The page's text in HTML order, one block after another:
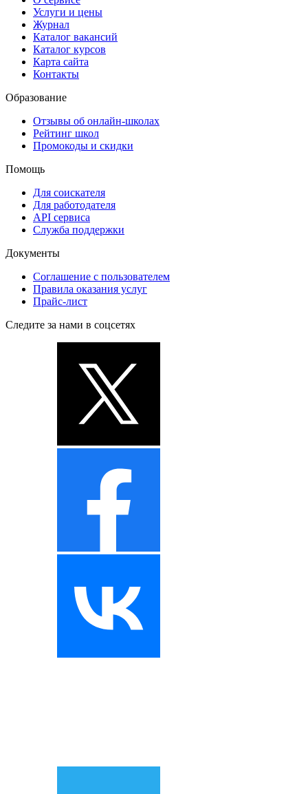
Услуги и цены
Журнал
Каталог вакансий
Каталог курсов
Карта сайта
Контакты
Образование
Отзывы об онлайн-школах
Рейтинг школ
Промокоды и скидки
Помощь
Для соискателя
Для работодателя
API сервиса
Служба поддержки
Документы
Соглашение с пользователем
Правила оказания услуг
Прайс-лист
Следите за нами в соцсетях